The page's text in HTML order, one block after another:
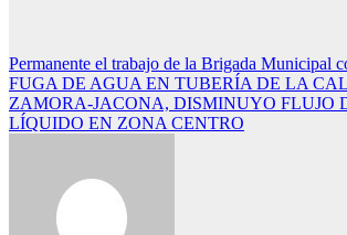
Navegación
de
entradas
Permanente el trabajo de la Brigada Municipal
FUGA DE AGUA EN TUBERÍA DE LA
ZAMORA-JACONA, DISMINUYO FLUJO
LÍQUIDO EN ZONA CENTRO